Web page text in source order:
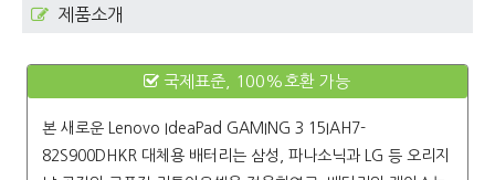
제품소개
국제표준, 100%호환 가능
본 새로운
Lenovo IdeaPad GAMING 3 15IAH7-
82S900DHKR 대체용 배터리는 삼성, 파나소닉과 LG 등 오리지